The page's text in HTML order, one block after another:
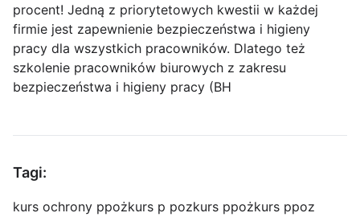
procent! Jedną z priorytetowych kwestii w każdej
firmie jest zapewnienie bezpieczeństwa i higieny
pracy dla wszystkich pracowników. Dlatego też
szkolenie pracowników biurowych z zakresu
bezpieczeństwa i higieny pracy (BH
Tagi:
kurs ochrony ppożkurs p pozkurs ppożkurs ppoz